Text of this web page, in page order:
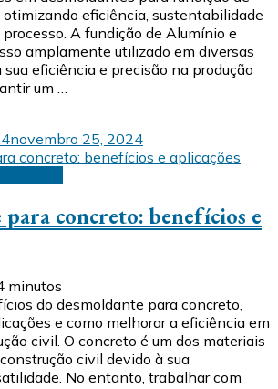
otimizando eficiência, sustentabilidade
A fundição de Alumínio e
amplamente utilizado em diversas
eficiência e precisão na produção
um …
novembro 25, 2024
concreto: benefícios e
minutos
do desmoldante para concreto,
e como melhorar a eficiência em
civil. O concreto é um dos materiais
civil devido à sua
No entanto, trabalhar com